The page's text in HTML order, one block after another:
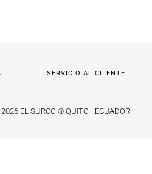
SERVICIO AL CLIENTE
EL SURCO ® QUITO - ECUADOR